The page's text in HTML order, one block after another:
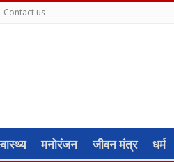
Contact us
मनोरंजन जीवन मंत्र धर्म